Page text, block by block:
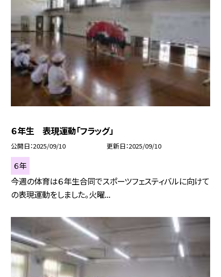
６年生 表現運動「フラッグ」
公開日 2025/09/10 更新日 2025/09/10
６年
今週の体育は６年生合同でスポーツフェスティバルに向けて
の表現運動をしました。火曜...